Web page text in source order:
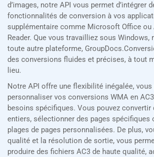
d’images, notre API vous permet d’intégrer
fonctionnalités de conversion à vos
supplémentaire comme Microsoft Office ou
Reader. Que vous travailliez sous Windows,
toute autre plateforme,
des conversions fluides et précises, à tout
lieu.
Notre API offre une flexibilité inégalée,
personnaliser vos conversions WMA en
besoins spécifiques. Vous pouvez convertir
entiers, sélectionner des pages spécifiques
plages de pages personnalisées. De plus,
qualité et la résolution de sortie, vous
produire des fichiers AC3 de haute qualité,